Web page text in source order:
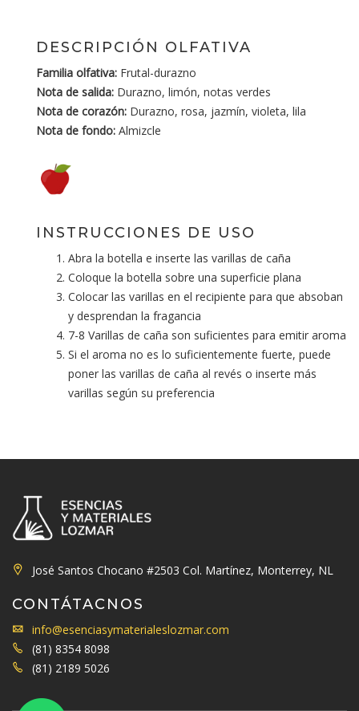
DESCRIPCIÓN OLFATIVA
Familia olfativa: Frutal-durazno
Nota de salida: Durazno, limón, notas verdes
Nota de corazón: Durazno, rosa, jazmín, violeta, lila
Nota de fondo: Almizcle
INSTRUCCIONES DE USO
Abra la botella e inserte las varillas de caña
Coloque la botella sobre una superficie plana
Colocar las varillas en el recipiente para que absoban
y desprendan la fragancia
7-8 Varillas de caña son suficientes para emitir aroma
Si el aroma no es lo suficientemente fuerte, puede
poner las varillas de caña al revés o inserte más
varillas según su preferencia
José Santos Chocano #2503 Col. Martínez, Monterrey, NL
CONTÁTACNOS
info@esenciasymaterialeslozmar.com
(81) 8354 8098
(81) 2189 5026